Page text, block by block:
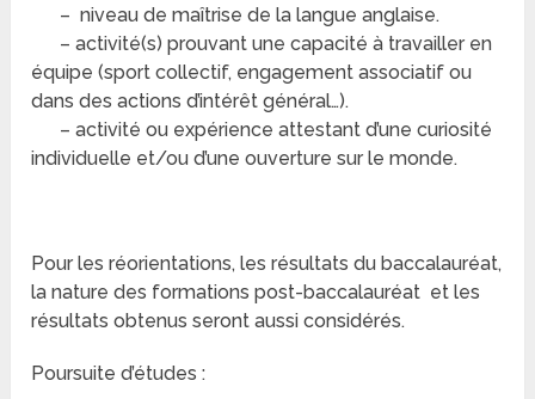
– niveau de maîtrise de la langue anglaise.
– activité(s) prouvant une capacité à travailler en
équipe (sport collectif, engagement associatif ou
dans des actions d’intérêt général…).
– activité ou expérience attestant d’une curiosité
individuelle et/ou d’une ouverture sur le monde.
Pour les réorientations, les résultats du baccalauréat,
la nature des formations post-baccalauréat et les
résultats obtenus seront aussi considérés.
Poursuite d’études :